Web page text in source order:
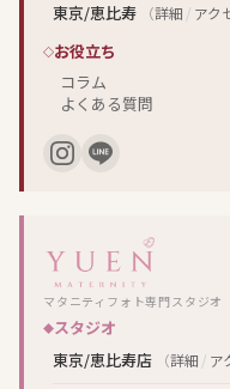
東京/恵比寿
（詳細 / アク
お役立ち
コラム
よくある質問
マタニティフォト専門スタジオ
スタジオ
東京/恵比寿店
（詳細 / ア